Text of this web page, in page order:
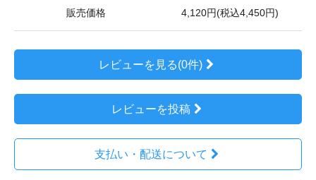
販売価格 4,120円(税込4,450円)
レビューを見る(0件)
レビューを投稿
支払い・配送について